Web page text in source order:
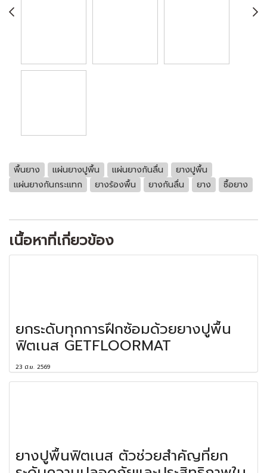
พื้นยาง เเผ่นยางปูพื้น เเผ่นยางกันลื่น
ยางปูพื้น
เเผ่นยางกันกระเเทก
ยางร้องพื้น ยางกันลื่น ยาง ซื้อยาง
เนื้อหาที่เกี่ยวข้อง
ยกระดับทุกการฝึกซ้อมด้วยยางปูพื้น
ฟิตเนส GETFLOORMAT
23 มิ.ย. 2569
ยางปูพื้นฟิตเนส ตัวช่วยสำคัญที่ยก